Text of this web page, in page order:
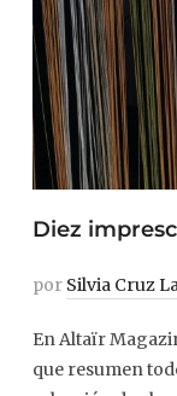
Diez
por Silvia Cruz
En Altaïr
que resumen